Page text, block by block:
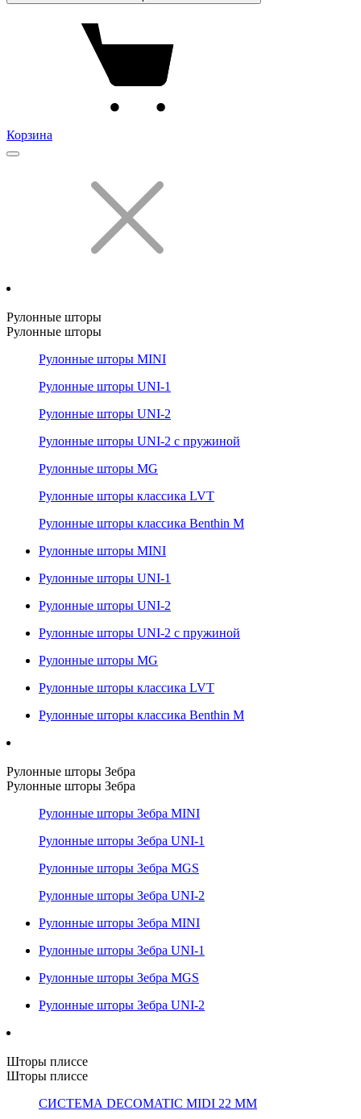
Корзина
Рулонные шторы
Рулонные шторы
Рулонные шторы MINI
Рулонные шторы UNI-1
Рулонные шторы UNI-2
Рулонные шторы UNI-2 с пружиной
Рулонные шторы MG
Рулонные шторы классика LVT
Рулонные шторы классика Benthin M
Рулонные шторы MINI
Рулонные шторы UNI-1
Рулонные шторы UNI-2
Рулонные шторы UNI-2 с пружиной
Рулонные шторы MG
Рулонные шторы классика LVT
Рулонные шторы классика Benthin M
Рулонные шторы Зебра
Рулонные шторы Зебра
Рулонные шторы Зебра MINI
Рулонные шторы Зебра UNI-1
Рулонные шторы Зебра MGS
Рулонные шторы Зебра UNI-2
Рулонные шторы Зебра MINI
Рулонные шторы Зебра UNI-1
Рулонные шторы Зебра MGS
Рулонные шторы Зебра UNI-2
Шторы плиссе
Шторы плиссе
СИСТЕМА DECOMATIC MIDI 22 ММ